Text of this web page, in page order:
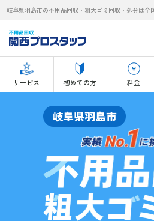
岐阜県羽島市の不用品回収・粗大ゴミ回収・処分は全
サービス 初めての方 料金
岐阜県羽島市